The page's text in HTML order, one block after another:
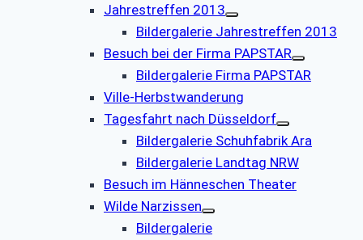
Jahrestreffen 2013
Bildergalerie Jahrestreffen 2013
Besuch bei der Firma PAPSTAR
Bildergalerie Firma PAPSTAR
Ville-Herbstwanderung
Tagesfahrt nach Düsseldorf
Bildergalerie Schuhfabrik Ara
Bildergalerie Landtag NRW
Besuch im Hänneschen Theater
Wilde Narzissen
Bildergalerie